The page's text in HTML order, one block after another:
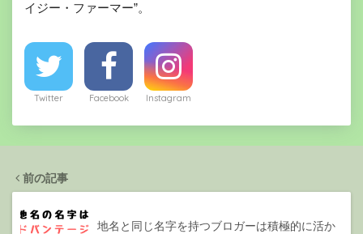
イジー・ファーマー”。
Twitter Facebook Instagram
前の記事
地名と同じ名字を持つブロガーは積極的に活か